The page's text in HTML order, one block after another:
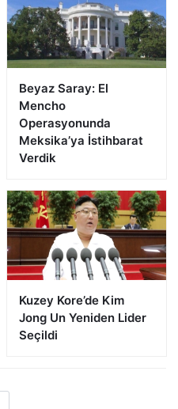
Beyaz Saray: El
Mencho
Operasyonunda
Meksika’ya İstihbarat
Verdik
Kuzey Kore’de Kim
Jong Un Yeniden Lider
Seçildi